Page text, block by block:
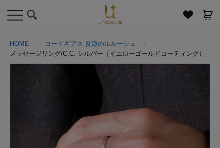
toggle
navigation
HOME
コードギアス 反逆のルルーシュ
メッセージリング/C.C. シルバー（イエローゴールドコーティング）